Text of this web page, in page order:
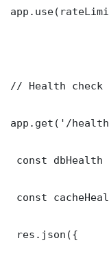
// Health check
app.get('/
const
const
res.json({